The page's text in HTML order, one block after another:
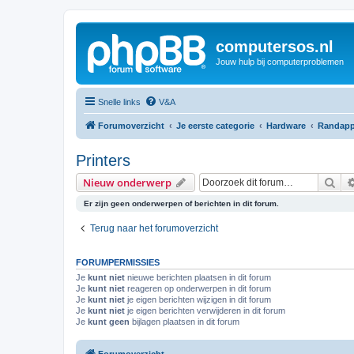
computersos.nl
Jouw hulp bij computerproblemen
Snelle links V&A
Forumoverzicht Je eerste categorie Hardware
Printers
Nieuw onderwerp
Er zijn geen onderwerpen of berichten in dit forum.
Terug naar het forumoverzicht
FORUMPERMISSIES
Je kunt niet nieuwe berichten plaatsen in dit forum
Je kunt niet reageren op onderwerpen in dit forum
Je kunt niet je eigen berichten wijzigen in dit forum
Je kunt niet je eigen berichten verwijderen in dit forum
Je kunt geen bijlagen plaatsen in dit forum